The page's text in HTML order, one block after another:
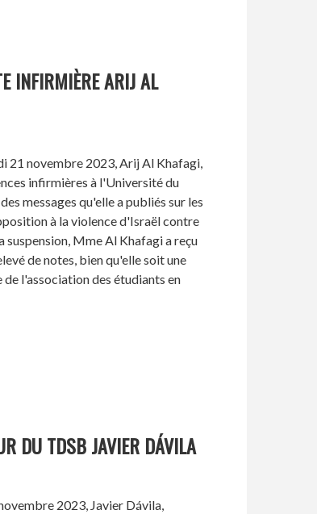
INFIRMIÈRE ARIJ AL
21 novembre 2023, Arij Al Khafagi,
infirmières à l'Université du
messages qu'elle a publiés sur les
à la violence d'Israël contre
suspension, Mme Al Khafagi a reçu
de notes, bien qu'elle soit une
l'association des étudiants en
DU TDSB JAVIER DÁVILA
2023, Javier Dávila,